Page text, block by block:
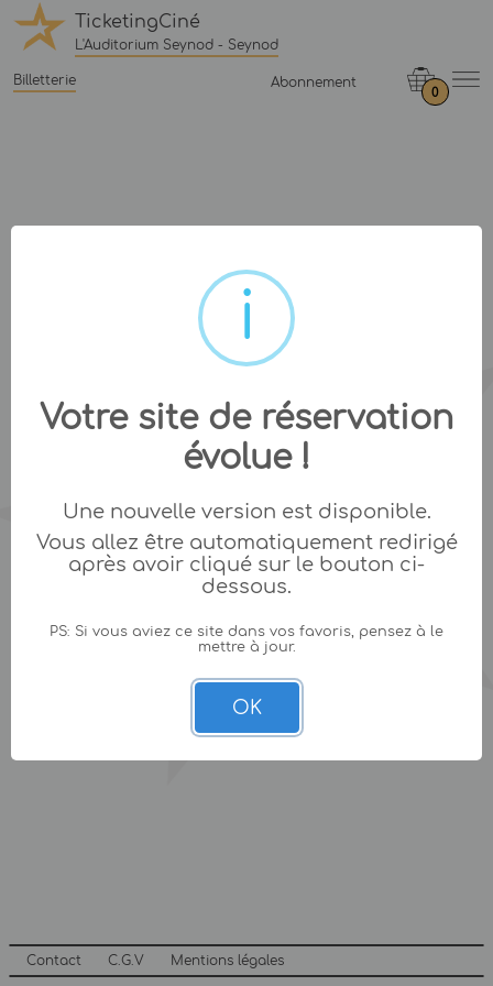
TicketingCiné
L'Auditorium Seynod - Seynod
Billetterie Abonnement
0
Contact C.G.V Mentions légales
Votre site de réservation
évolue !
Une nouvelle version est disponible.
Vous allez être automatiquement redirigé
après avoir cliqué sur le bouton ci-
dessous.
PS: Si vous aviez ce site dans vos favoris, pensez à le
mettre à jour.
OK